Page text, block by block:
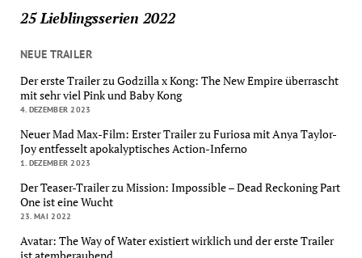
25 Lieblingsserien 2022
NEUE TRAILER
Der erste Trailer zu Godzilla x Kong: The New Empire überrascht
mit sehr viel Pink und Baby Kong
4. DEZEMBER 2023
Neuer Mad Max-Film: Erster Trailer zu Furiosa mit Anya Taylor-
Joy entfesselt apokalyptisches Action-Inferno
1. DEZEMBER 2023
Der Teaser-Trailer zu Mission: Impossible – Dead Reckoning Part
One ist eine Wucht
23. MAI 2022
Avatar: The Way of Water existiert wirklich und der erste Trailer